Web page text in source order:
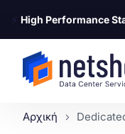
⚡ High Performance
Αρχική